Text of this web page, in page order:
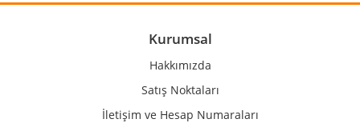
Ürün açıklamasında eksik bilgiler bulunuyor.
Ürün bilgilerinde hatalar bulunuyor.
Kurumsal
Hakkımızda
Satış Noktaları
İletişim ve Hesap Numaraları